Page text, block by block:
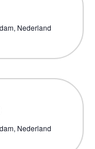
Nederland
Nederland